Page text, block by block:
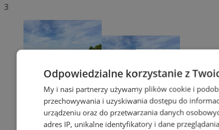
3
Odpowiedzialne korzystanie z
My i nasi partnerzy używamy plików cookie i
przechowywania i uzyskiwania dostępu do
urządzeniu oraz do przetwarzania danych
adres IP, unikalne identyfikatory i dane